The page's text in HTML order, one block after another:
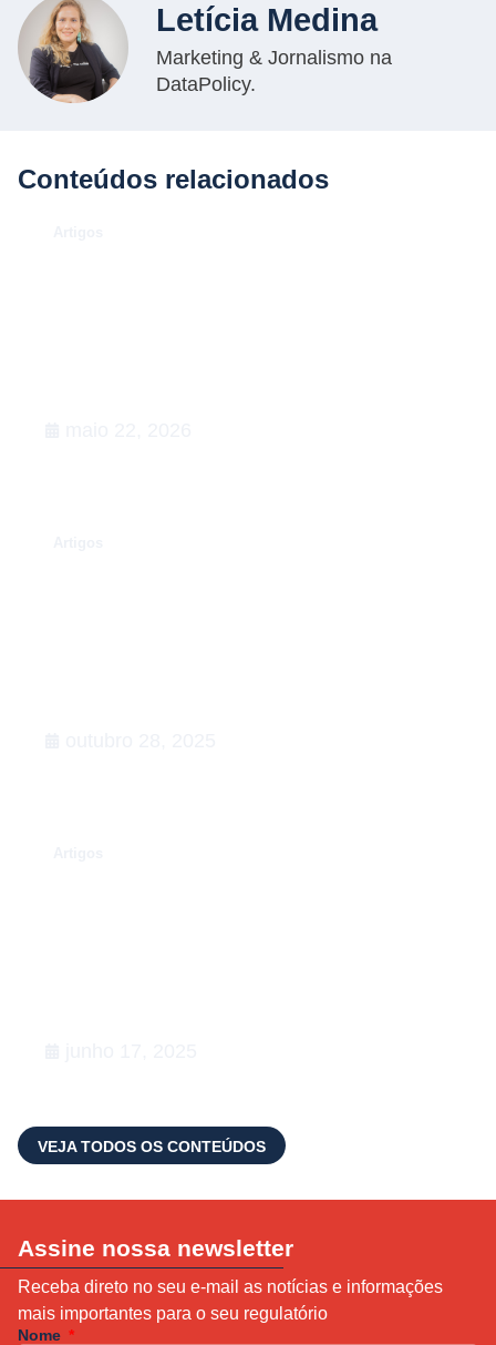
Letícia Medina
Marketing & Jornalismo na
DataPolicy.
Conteúdos relacionados
VEJA TODOS OS CONTEÚDOS
Assine nossa newsletter
Receba direto no seu e-mail as notícias e informações
mais importantes para o seu regulatório
Nome